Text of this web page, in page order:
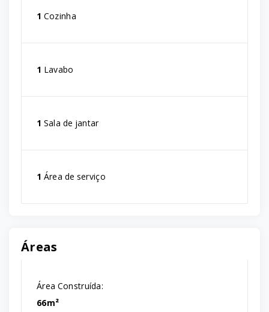
1 Cozinha
1 Lavabo
1 Sala de jantar
1 Área de serviço
Áreas
Área Construída:
66m²